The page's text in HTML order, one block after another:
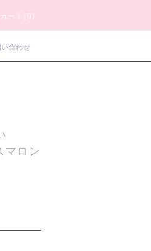
カート(0)
合わせ
マロン